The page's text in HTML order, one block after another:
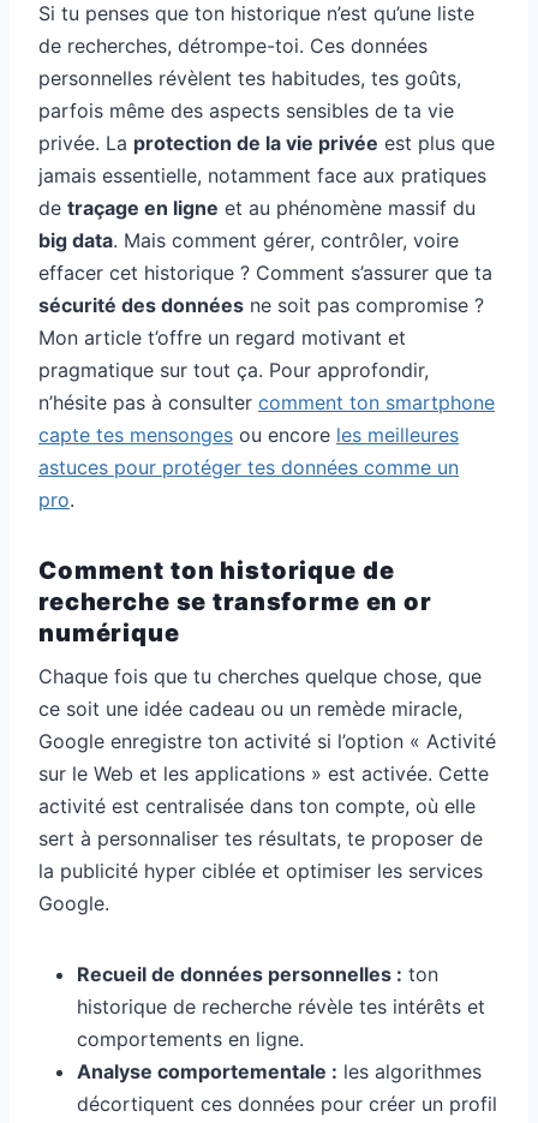
Si tu penses que ton historique n’est qu’une liste
de recherches, détrompe-toi. Ces données
personnelles révèlent tes habitudes, tes goûts,
parfois même des aspects sensibles de ta vie
privée. La protection de la vie privée est plus que
jamais essentielle, notamment face aux pratiques
de traçage en ligne et au phénomène massif du
big data. Mais comment gérer, contrôler, voire
effacer cet historique ? Comment s’assurer que ta
sécurité des données ne soit pas compromise ?
Mon article t’offre un regard motivant et
pragmatique sur tout ça. Pour approfondir,
n’hésite pas à consulter comment ton smartphone
capte tes mensonges ou encore les meilleures
astuces pour protéger tes données comme un
pro.
Comment ton historique de
recherche se transforme en or
numérique
Chaque fois que tu cherches quelque chose, que
ce soit une idée cadeau ou un remède miracle,
Google enregistre ton activité si l’option « Activité
sur le Web et les applications » est activée. Cette
activité est centralisée dans ton compte, où elle
sert à personnaliser tes résultats, te proposer de
la publicité hyper ciblée et optimiser les services
Google.
Recueil de données personnelles : ton
historique de recherche révèle tes intérêts et
comportements en ligne.
Analyse comportementale : les algorithmes
décortiquent ces données pour créer un profil